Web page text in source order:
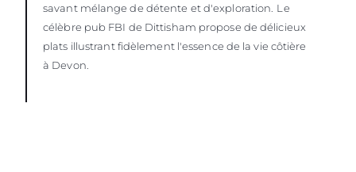
savant mélange de détente et d'exploration. Le
célèbre pub FBI de Dittisham propose de délicieux
plats illustrant fidèlement l'essence de la vie côtière
à Devon.